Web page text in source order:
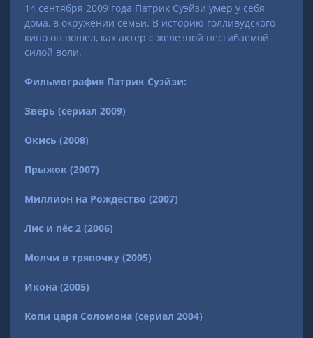
14 сентября 2009 года Патрик Суэйзи умер у себя
дома, в окружении семьи. В историю голливудского
кино он вошел, как актер с железной несгибаемой
силой воли.
Фильмография Патрик Суэйзи:
Зверь (сериал 2009)
Окись (2008)
Прыжок (2007)
Миллион на Рождество (2007)
Лис и пёс 2 (2006)
Молчи в тряпочку (2005)
Икона (2005)
Копи царя Соломона (сериал 2004)